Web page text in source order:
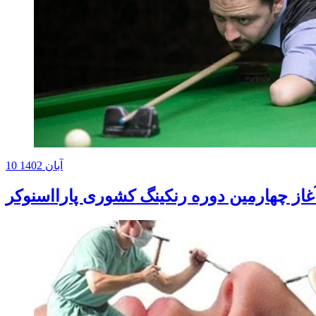
10 آبان 1402
چهارمین دوره رنکینگ کشوری پارااسنوکر